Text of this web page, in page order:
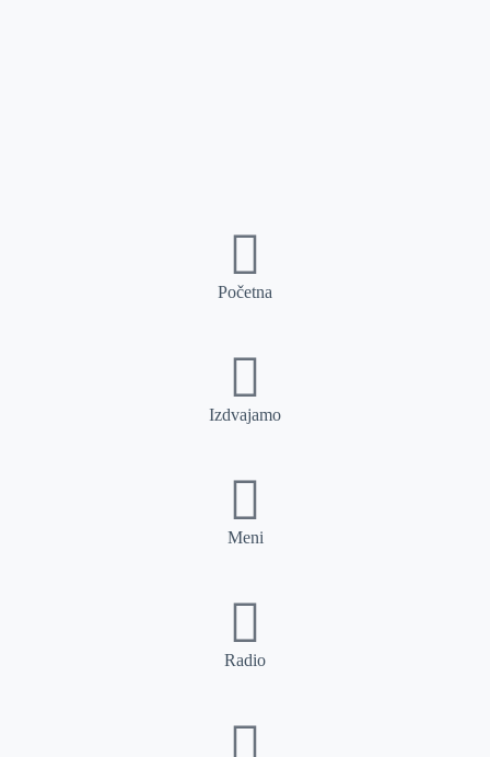
Početna
Izdvajamo
Meni
Radio